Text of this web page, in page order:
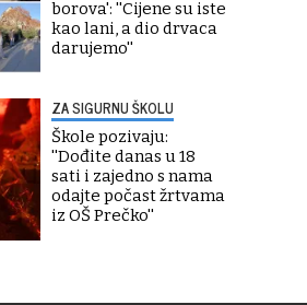
borova': ''Cijene su iste
kao lani, a dio drvaca
darujemo''
ZA SIGURNU ŠKOLU
Škole pozivaju:
''Dođite danas u 18
sati i zajedno s nama
odajte počast žrtvama
iz OŠ Prečko''